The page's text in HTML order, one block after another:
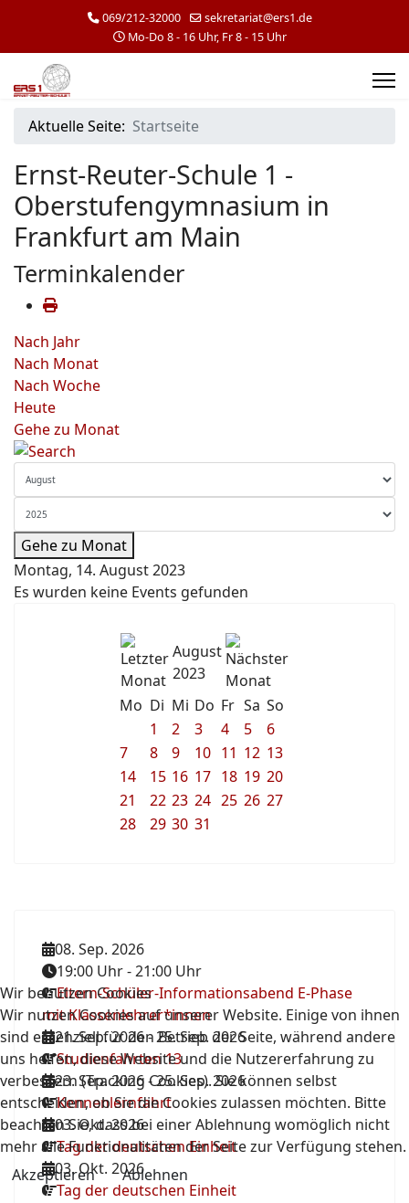
069/212-32000
sekretariat@ers1.de
Mo-Do 8 - 16 Uhr, Fr 8 - 15 Uhr
Aktuelle Seite: Startseite
Ernst-Reuter-Schule 1 -
Oberstufengymnasium in
Frankfurt am Main
Terminkalender
Nach Jahr
Nach Monat
Nach Woche
Heute
Gehe zu Monat
Gehe zu Monat
Montag, 14. August 2023
Es wurden keine Events gefunden
August
2023
Mo Di Mi Do Fr Sa So
1
2 3 4 5
6
7
8 9 10 11 12 13
14
15 16 17 18 19 20
21
22 23 24 25 26 27
28
29 30 31
08. Sep. 2026
19:00 Uhr-21:00 Uhr
Eltern-Schüler-Informationsabend E-Phase
mit Klassenlehrer*innen
21. Sep. 2026-25. Sep. 2026
Studienfahrten 13
23. Sep. 2026-25. Sep. 2026
Kennenlernfahrt
03. Okt. 2026
Tag der deutschen Einheit
03. Okt. 2026
Tag der deutschen Einheit
Wir benutzen Cookies
Wir nutzen Cookies auf unserer Website. Einige von ihnen
sind essenziell für den Betrieb der Seite, während andere
uns helfen, diese Website und die Nutzererfahrung zu
verbessern (Tracking Cookies). Sie können selbst
entscheiden, ob Sie die Cookies zulassen möchten. Bitte
beachten Sie, dass bei einer Ablehnung womöglich nicht
mehr alle Funktionalitäten der Seite zur Verfügung stehen.
Akzeptieren
Ablehnen